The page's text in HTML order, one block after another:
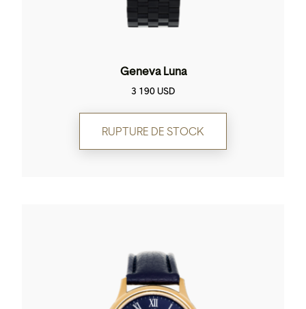
Geneva Luna
3 190 USD
RUPTURE DE STOCK